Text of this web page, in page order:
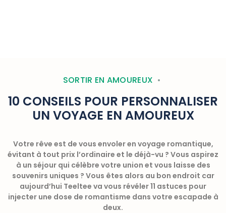
SORTIR EN AMOUREUX
10 CONSEILS POUR PERSONNALISER
UN VOYAGE EN AMOUREUX
Votre rêve est de vous envoler en voyage romantique,
évitant à tout prix l’ordinaire et le déjà-vu ? Vous aspirez
à un séjour qui célèbre votre union et vous laisse des
souvenirs uniques ? Vous êtes alors au bon endroit car
aujourd’hui Teeltee va vous révéler 11 astuces pour
injecter une dose de romantisme dans votre escapade à
deux.